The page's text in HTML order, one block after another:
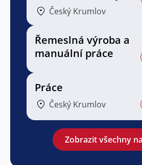
Český Krumlov
Řemeslná výroba a
manuální práce
Práce
Český Krumlov
Zobrazit všechny